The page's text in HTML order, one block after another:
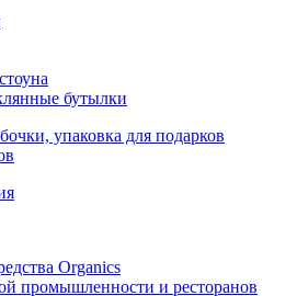
бутылки
упаковка для подарков
Organics
промышленности и ресторанов